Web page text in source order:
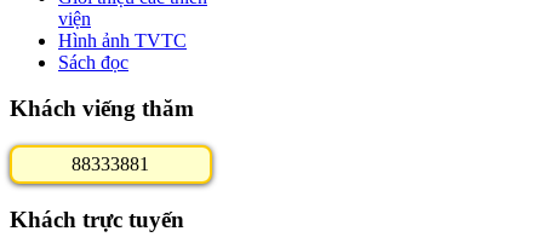
viện
Hình ảnh TVTC
Sách đọc
Khách viếng thăm
88333881
Khách trực tuyến